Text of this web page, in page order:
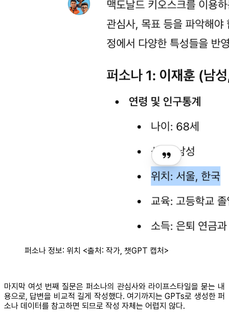
퍼소나 정보: 위치 <출처: 작가, 챗GPT 캡처>
마지막 여섯 번째 질문은 퍼소나의 관심사와 라이프스타일을 묻는 내
용으로, 답변을 비교적 길게 작성했다. 여기까지는 GPTs로 생성한 퍼
소나 데이터를 참고하면 되므로 작성 자체는 어렵지 않다.